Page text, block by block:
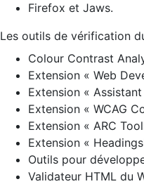
Firefox et Jaws.
Les outils de vérification
Colour Contrast
Extension « Web
Extension « Assistant
Extension « WCAG
Extension « ARC
Extension «
Outils pour
Validateur HTML du